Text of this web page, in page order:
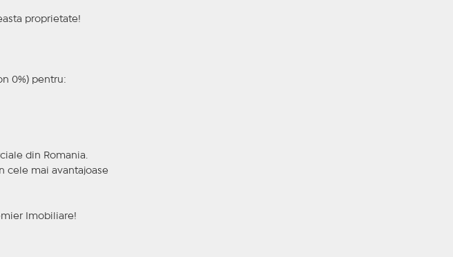
proprietate!
0%) pentru:
din Romania.
cele mai avantajoase
Imobiliare!